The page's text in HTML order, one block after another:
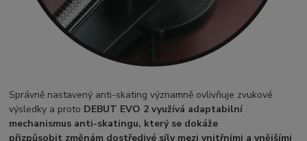
Správně nastavený anti-skating významně ovlivňuje zvukové
výsledky a proto DEBUT EVO 2 využívá adaptabilní
mechanismus anti-skatingu, který se dokáže
přizpůsobit změnám dostředivé síly mezi vnitřními a vnějšími